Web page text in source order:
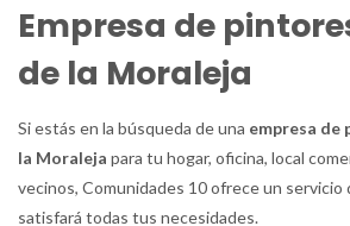
Empresa de
de la Moraleja
Si estás en la búsqueda de una empresa de
la Moraleja para tu hogar, oficina, local
vecinos, Comunidades 10 ofrece un servicio
satisfará todas tus necesidades.